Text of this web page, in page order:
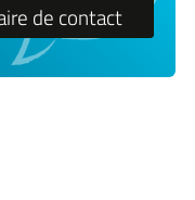
de contact